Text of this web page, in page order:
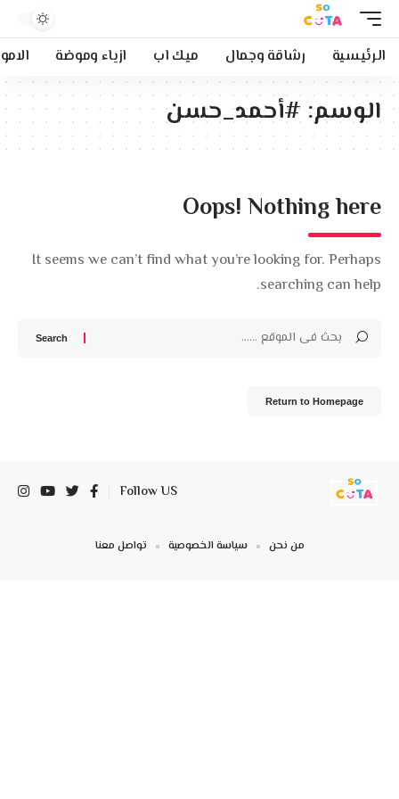
الرئيسية رشاقة وجمال ميك اب ازياء وموضة
الوسم: #أحمد_حسن
Oops! Nothing here
It seems we can’t find what you’re looking for. Perhaps
searching can help.
Return to Homepage
Follow US
من نحن سياسة الخصوصية تواصل معنا